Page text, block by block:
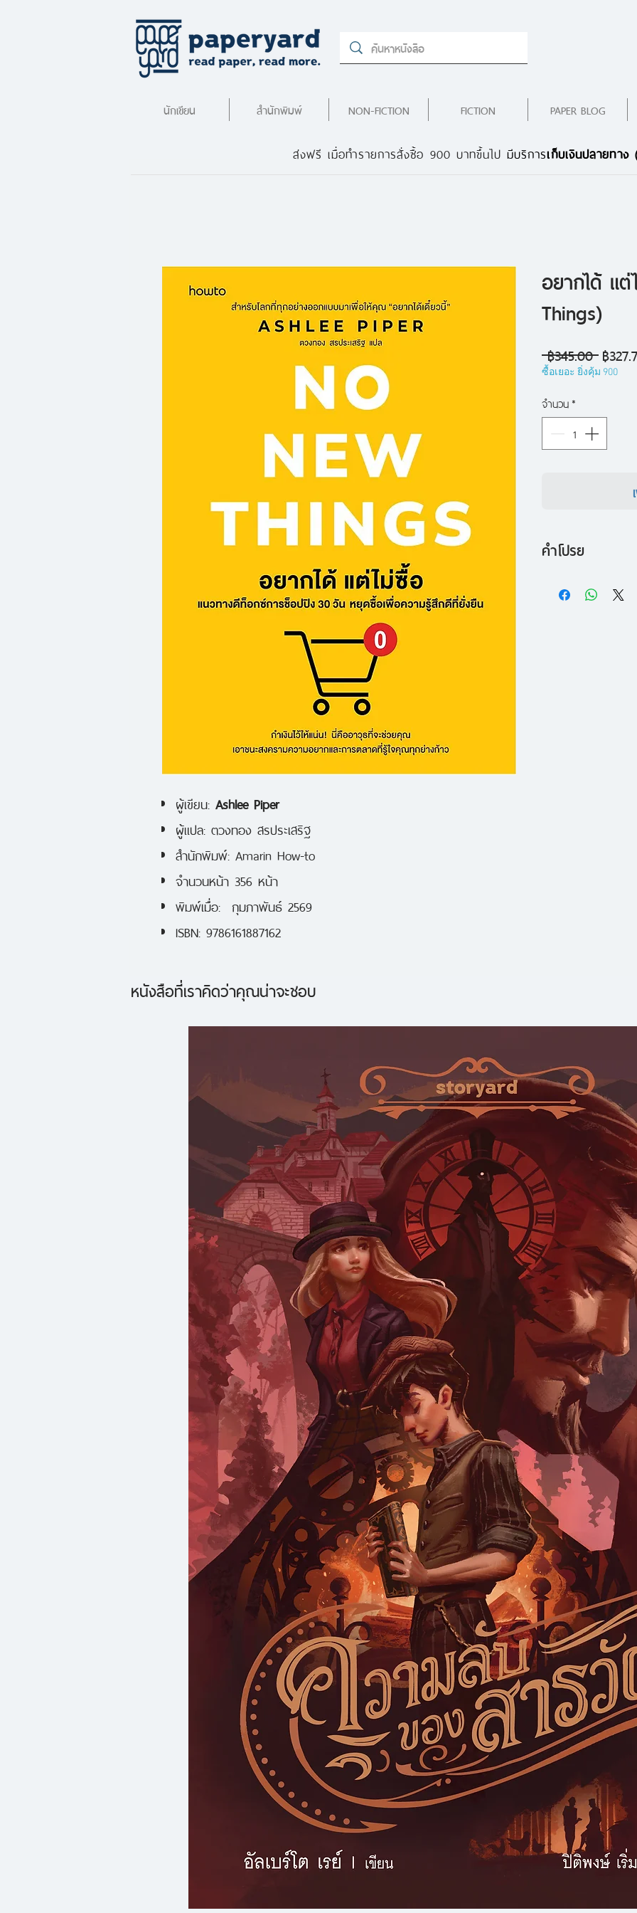
นักเขียน สำนักพิมพ์ NON-FICTION FICTION PAPER BLOG
ผู้เขียน: Ashlee Piper
ผู้แปล: ตวงทอง สรประเสริฐ
สำนักพิมพ์: Amarin How-to
จำนวนหน้า 356 หน้า
พิมพ์เมื่อ: กุมภาพันธ์ 2569
ISBN: 9786161887162
อยากได้ แ
Things)
฿345.00 ราคา
ปกติ
฿
ซื้อเยอะ ยิ่งคุ้ม 900
จำนวน*
คำโปรย
แนวคิดหลักของห
การจัดการนิสัย กา
ต่อกับสังคมภายน
พร้อมคำแนะนำและ
จริงของผู้ที่เคยผ่า
จุดแข็งของหนังสือ
ลึก การวิเคราะห์
และการเขียนที่จริง
ภาษาที่เป็นกันเอง
empower ผู้อ่านว่
บทสรุปของหนังสือ
คือจุดเริ่มต้นของกา
ความหมาย และเน้
ใช้ชีวิตให้ “รู้ตัว” ม
ภาระโลก
ส่งฟรี เมื่อทำรายการสั่งซื้อ 900 บาทขึ้นไป มีบริการเก็บเงินปลายทาง
หนังสือที่เราคิดว่าคุณน่าจะชอบ